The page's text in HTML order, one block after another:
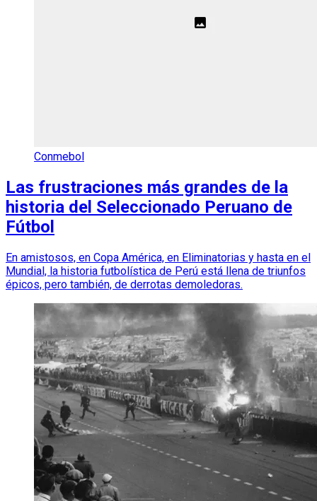
Conmebol
Las frustraciones más grandes de la
historia del Seleccionado Peruano de
Fútbol
En amistosos, en Copa América, en Eliminatorias y hasta en el
Mundial, la historia futbolística de Perú está llena de triunfos
épicos, pero también, de derrotas demoledoras.